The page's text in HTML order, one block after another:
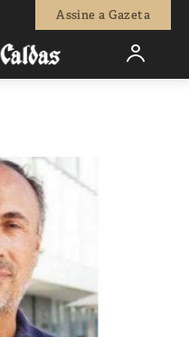
Assine a Gazeta